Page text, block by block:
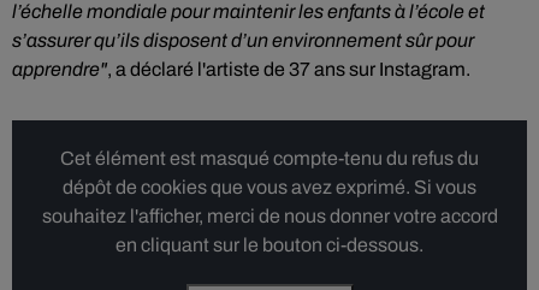
l’échelle mondiale pour maintenir les enfants à l’école et
s’assurer qu’ils disposent d’un environnement sûr pour
apprendre", a déclaré l'artiste de 37 ans sur Instagram.
Cet élément est masqué compte-tenu du refus du
dépôt de cookies que vous avez exprimé. Si vous
souhaitez l'afficher, merci de nous donner votre accord
en cliquant sur le bouton ci-dessous.